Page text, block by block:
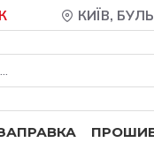
КИЇВ,